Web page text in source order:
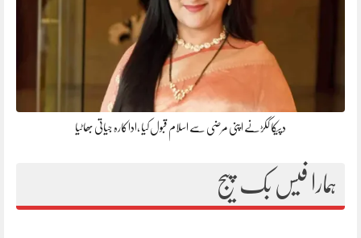
دپیکا ککڑنے اپنی مرضی سے اسلام قبول کیا ،اداکارہ جیاتی بھاٹیا
ہمارا فیس بک پیج